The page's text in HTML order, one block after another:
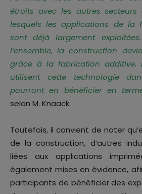
étroits avec les autres secteurs
lesquels les applications de la
sont déjà largement
l’ensemble, la construction
grâce à la fabrication additive.
utilisent cette technologie
pourront en bénéficier en
selon M. Knaack.
Toutefois, il convient de noter
de la construction, d’autres
liées aux applications
également mises en évidence,
participants de bénéficier des